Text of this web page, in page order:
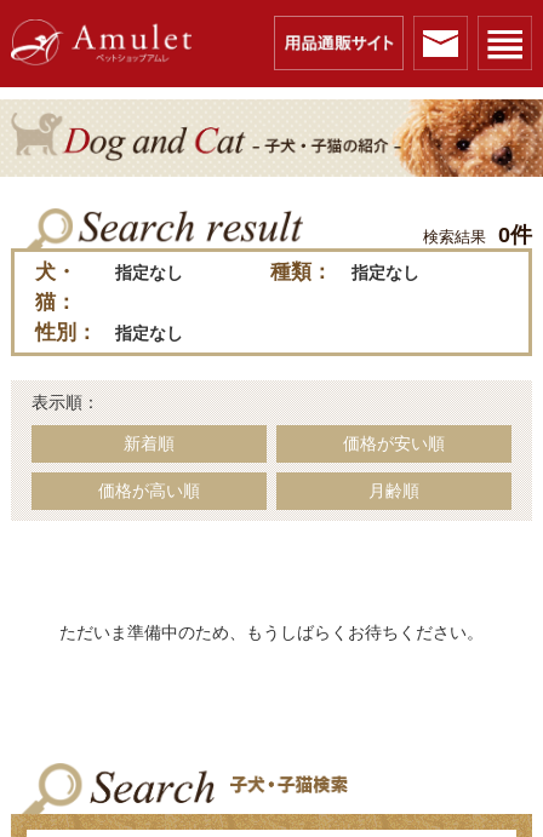
検索結果 0件
犬・
猫：
指定なし 種類： 指定なし
性別： 指定なし
表示順：
新着順 価格が安い順
価格が高い順 月齢順
ただいま準備中のため、もうしばらくお待ちください。